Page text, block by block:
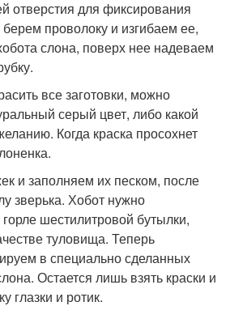
отверстия для фиксирования
проволоку и изгибаем ее,
слона, поверх нее надеваем
все заготовки, можно
серый цвет, либо какой
Когда краска просохнет
и заполняем их песком, после
зверька. Хобот нужно
шестилитровой бутылки,
туловища. Теперь
в специально сделанных
Остается лишь взять краски и
глазки и ротик.